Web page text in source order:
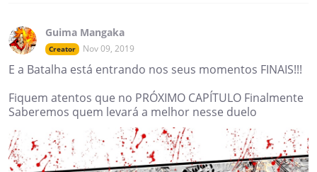
Guima Mangaka
Creator Nov 09, 2019
E a Batalha está entrando nos seus momentos FINAIS!!!
Fiquem atentos que no PRÓXIMO CAPÍTULO Finalmente
Saberemos quem levará a melhor nesse duelo